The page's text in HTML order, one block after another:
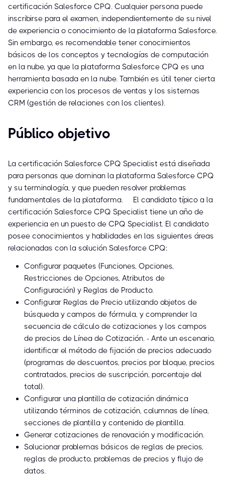
certificación Salesforce CPQ. Cualquier persona puede
inscribirse para el examen, independientemente de su nivel
de experiencia o conocimiento de la plataforma Salesforce.
Sin embargo, es recomendable tener conocimientos
básicos de los conceptos y tecnologías de computación
en la nube, ya que la plataforma Salesforce CPQ es una
herramienta basada en la nube. También es útil tener cierta
experiencia con los procesos de ventas y los sistemas
CRM (gestión de relaciones con los clientes).
Público objetivo
La certificación Salesforce CPQ Specialist está diseñada
para personas que dominan la plataforma Salesforce CPQ
y su terminología, y que pueden resolver problemas
fundamentales de la plataforma. El candidato típico a la
certificación Salesforce CPQ Specialist tiene un año de
experiencia en un puesto de CPQ Specialist. El candidato
posee conocimientos y habilidades en las siguientes áreas
relacionadas con la solución Salesforce CPQ:
Configurar paquetes (Funciones, Opciones,
Restricciones de Opciones, Atributos de
Configuración) y Reglas de Producto.
Configurar Reglas de Precio utilizando objetos de
búsqueda y campos de fórmula, y comprender la
secuencia de cálculo de cotizaciones y los campos
de precios de Línea de Cotización. - Ante un escenario,
identificar el método de fijación de precios adecuado
(programas de descuentos, precios por bloque, precios
contratados, precios de suscripción, porcentaje del
total).
Configurar una plantilla de cotización dinámica
utilizando términos de cotización, columnas de línea,
secciones de plantilla y contenido de plantilla.
Generar cotizaciones de renovación y modificación.
Solucionar problemas básicos de reglas de precios,
reglas de producto, problemas de precios y flujo de
datos.